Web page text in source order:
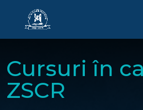
Cursuri în
ZSCR